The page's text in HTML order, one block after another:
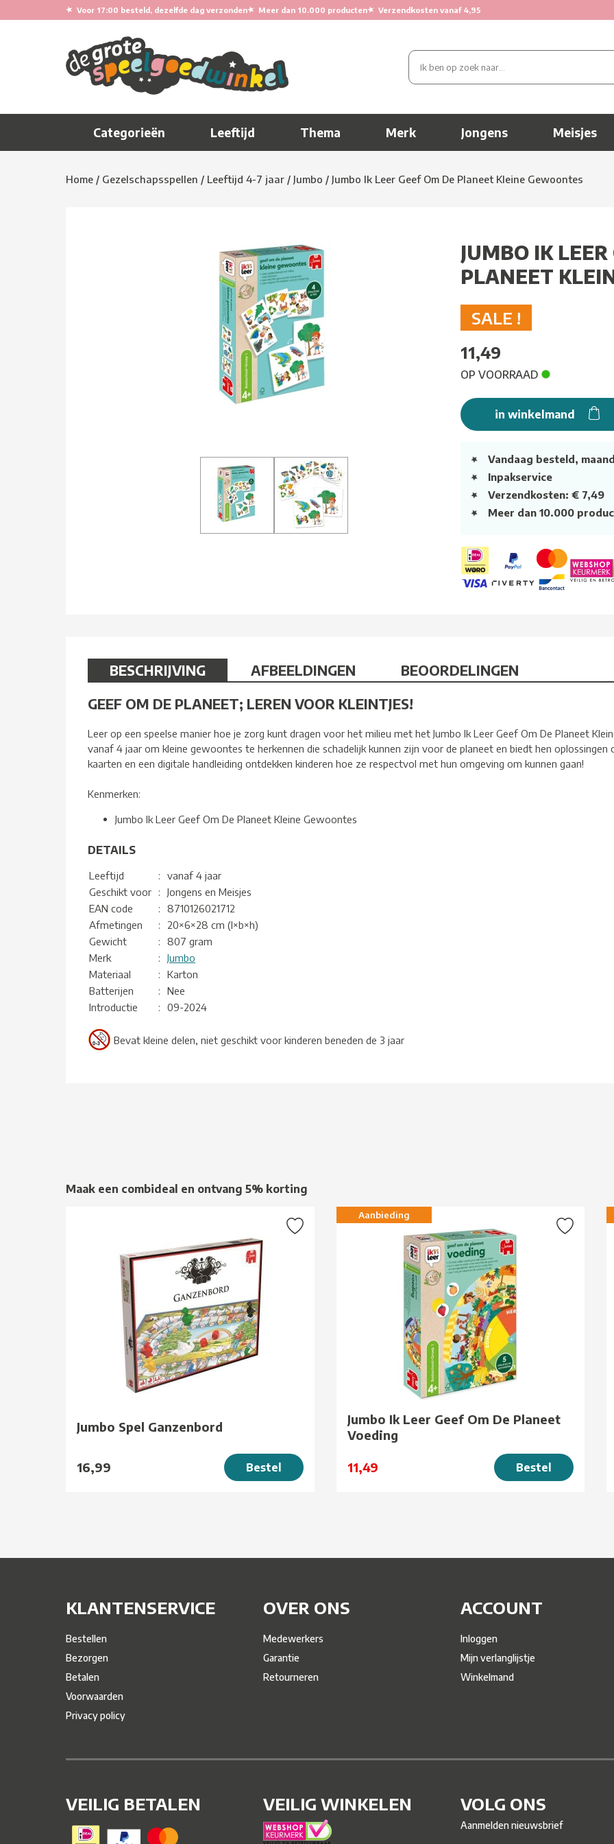
★ Voor 17:00 besteld, dezelfde dag verzonden★ Meer dan 10.000 producten★ Verzendkosten vanaf 4,95
Categorieën Leeftijd Thema Merk Jongens Meisjes
Home / Gezelschapsspellen / Leeftijd 4-7 jaar / Jumbo / Jumbo Ik Leer Geef Om De Planeet Kleine Gewoontes
JUMBO IK
PLANEET
SALE !
11,49
OP VOORRAAD
in winkelmand
Vandaag besteld,
Inpakservice
Verzendkosten: € 7,49
Meer dan 10.000
BESCHRIJVING AFBEELDINGEN
BEOORDELINGEN
GEEF OM DE PLANEET; LEREN VOOR KLEINTJES!
Leer op een speelse manier hoe je zorg kunt dragen voor het milieu met het Jumbo Ik Leer Geef Om De Planeet
vanaf 4 jaar om kleine gewoontes te herkennen die schadelijk kunnen zijn voor de planeet en biedt hen
kaarten en een digitale handleiding ontdekken kinderen hoe ze respectvol met hun omgeving om kunnen gaan!
Kenmerken:
Jumbo Ik Leer Geef Om De Planeet Kleine Gewoontes
DETAILS
Leeftijd :
vanaf 4 jaar
Geschikt voor
:
Jongens en Meisjes
EAN code
:
8710126021712
Afmetingen
:
20×6×28 cm (l×b×h)
Gewicht
:
807 gram
Merk
:
Jumbo
Materiaal
:
Karton
Batterijen
:
Nee
Introductie
: 09-2024
Bevat kleine delen, niet geschikt voor kinderen beneden de 3 jaar
Maak een combideal en ontvang 5% korting
Jumbo Spel Ganzenbord
16,99 Bestel
Aanbieding
Jumbo Ik Leer Geef Om De Planeet
Voeding
11,49 Bestel
KLANTENSERVICE
Bestellen
Bezorgen
Betalen
Voorwaarden
Privacy policy
OVER ONS
Medewerkers
Garantie
Retourneren
ACCOUNT
Inloggen
Mijn verlanglijstje
Winkelmand
VEILIG BETALEN VEILIG WINKELEN VOLG ONS
Aanmelden nieuwsbrief